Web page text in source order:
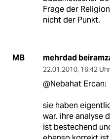
Frage der
nicht der Punkt.
MB mehrdad
22.01.2010, 16:42 Uhr
@Nebahat Ercan:
sie haben
war. ihre analyse
ist bestechend